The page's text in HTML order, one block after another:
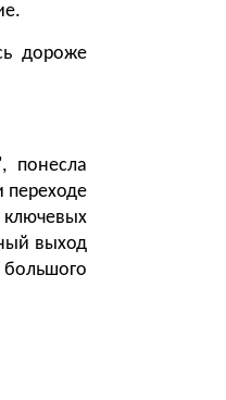
дороже
понесла
переходе
выход